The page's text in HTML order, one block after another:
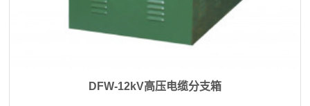
DFW-12kV高压电缆分支箱